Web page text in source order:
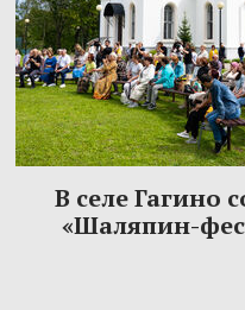
В селе Гагино
«Шаляпин-